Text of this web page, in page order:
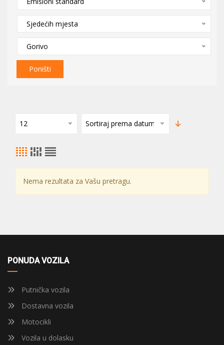
Sjedećih mjesta
Gorivo
Poništi
12 Sortiraj prema datumu
Nema rezultata za Vašu pretragu.
PONUDA VOZILA
Putnička vozila
Dostavna vozila
Motocikli
Vozila u dolasku